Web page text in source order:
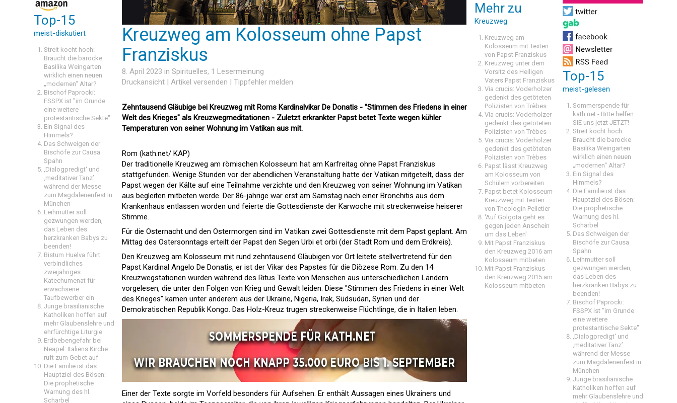
Top-15
meist-diskutiert
Streit kocht hoch:
Braucht die barocke
Basilika Weingarten
wirklich einen neuen
„modernen“ Altar?
Bischof Paprocki:
FSSPX ist "im Grunde
eine weitere
protestantische Sekte"
Ein Signal des
Himmels?
Das Schweigen der
Bischöfe zur Causa
Spahn
‚Dialogpredigt‘ und
‚meditativer Tanz’
während der Messe
zum Magdalenenfest in
München
Leihmutter soll
gezwungen werden,
das Leben des
herzkranken Babys zu
beenden!
Bistum Huelva führt
verbindliches
zweijähriges
Katechumenat für
erwachsene
Taufbewerber ein
Junge brasilianische
Katholiken hoffen auf
mehr Glaubenslehre und
ehrfürchtige Liturgie
Erdbebengefahr bei
Neapel: Italiens Kirche
ruft zum Gebet auf
Die Familie ist das
Hauptziel des Bösen:
Die prophetische
Warnung des hl.
Scharbel
Kreuzweg am Kolosseum ohne Papst
Franziskus
8. April 2023 in Spirituelles, 1 Lesermeinung
Druckansicht | Artikel versenden | Tippfehler melden
Zehntausend Gläubige bei Kreuzweg mit Roms Kardinalvikar De Donatis - "Stimmen des Friedens in einer
Welt des Krieges" als Kreuzwegmeditationen - Zuletzt erkrankter Papst betet Texte wegen kühler
Temperaturen von seiner Wohnung im Vatikan aus mit.
Rom (kath.net/ KAP)
Der traditionelle Kreuzweg am römischen Kolosseum hat am Karfreitag ohne Papst Franziskus
stattgefunden. Wenige Stunden vor der abendlichen Veranstaltung hatte der Vatikan mitgeteilt, dass der
Papst wegen der Kälte auf eine Teilnahme verzichte und den Kreuzweg von seiner Wohnung im Vatikan
aus begleiten mitbeten werde. Der 86-jährige war erst am Samstag nach einer Bronchitis aus dem
Krankenhaus entlassen worden und feierte die Gottesdienste der Karwoche mit streckenweise heiserer
Stimme.
Für die Osternacht und den Ostermorgen sind im Vatikan zwei Gottesdienste mit dem Papst geplant. Am
Mittag des Ostersonntags erteilt der Papst den Segen Urbi et orbi (der Stadt Rom und dem Erdkreis).
Den Kreuzweg am Kolosseum mit rund zehntausend Gläubigen vor Ort leitete stellvertretend für den
Papst Kardinal Angelo De Donatis, er ist der Vikar des Papstes für die Diözese Rom. Zu den 14
Kreuzwegstationen wurden während des Ritus Texte von Menschen aus unterschiedlichen Ländern
vorgelesen, die unter den Folgen von Krieg und Gewalt leiden. Diese "Stimmen des Friedens in einer Welt
des Krieges" kamen unter anderem aus der Ukraine, Nigeria, Irak, Südsudan, Syrien und der
Demokratischen Republik Kongo. Das Holz-Kreuz trugen streckenweise Flüchtlinge, die in Italien leben.
Einer der Texte sorgte im Vorfeld besonders für Aufsehen. Er enthält Aussagen eines Ukrainers und
Mehr zu
Kreuzweg
Kreuzweg am
Kolosseum mit Texten
von Papst Franziskus
Kreuzweg unter dem
Vorsitz des Heiligen
Vaters Papst Franziskus
Via crucis: Voderholzer
gedenkt des getöteten
Polizisten von Trèbes
Via crucis: Voderholzer
gedenkt des getöteten
Polizisten von Trèbes
Via crucis: Voderholzer
gedenkt des getöteten
Polizisten von Trèbes
Papst lässt Kreuzweg
am Kolosseum von
Schülern vorbereiten
Papst betet Kolosseum-
Kreuzweg mit Texten
von Theologin Pelletier
'Auf Golgota geht es 
gegen jeden Anschein 
um das Leben'
Mit Papst Franziskus
den Kreuzweg 2016 am
Kolosseum mitbeten
Mit Papst Franziskus
den Kreuzweg 2015 am
Kolosseum mitbeten
Top-15
meist-gelesen
Sommerspende für
kath.net - Bitte helfen
SIE uns jetzt JETZT!
Streit kocht hoch:
Braucht die barocke
Basilika Weingarten
wirklich einen neuen
„modernen“ Altar?
Ein Signal des
Himmels?
Die Familie ist das
Hauptziel des Bösen:
Die prophetische
Warnung des hl.
Scharbel
Das Schweigen der
Bischöfe zur Causa
Spahn
Leihmutter soll
gezwungen werden,
das Leben des
herzkranken Babys zu
beenden!
Bischof Paprocki:
FSSPX ist "im Grunde
eine weitere
protestantische Sekte"
‚Dialogpredigt‘ und
‚meditativer Tanz’
während der Messe
zum Magdalenenfest in
München
Junge brasilianische
Katholiken hoffen auf
mehr Glaubenslehre und